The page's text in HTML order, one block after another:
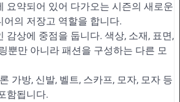
요약되어 있어 다가오는 시즌의 새로운
어의 저장고 역할을 합니다.
감상에 중점을 둡니다. 색상, 소재, 표면,
뿐만 아니라 패션을 구성하는 다른 모
가방, 신발, 벨트, 스카프, 모자, 모자 등
함됩니다.